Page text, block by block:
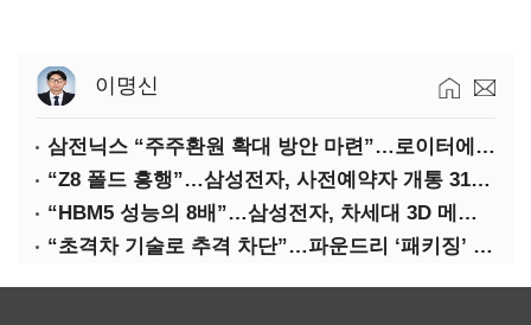
이명신
삼전닉스 “주주환원 확대 방안 마련”…로이터에 성명 보내
“Z8 폴드 흥행”…삼성전자, 사전예약자 개통 31일까지 연장
“HBM5 성능의 8배”…삼성전자, 차세대 3D 메모리 ‘zHBM’ 공개
“초격차 기술로 추격 차단”…파운드리 ‘패키징’ 각축전